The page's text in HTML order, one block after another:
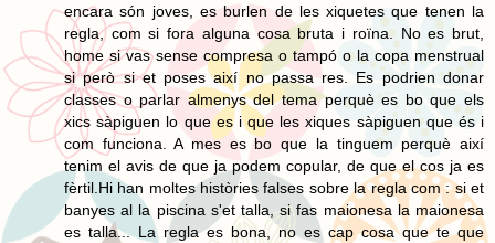
encara són joves, es burlen de les xiquetes que tenen la
regla, com si fora alguna cosa bruta i roïna. No es brut,
home si vas sense compresa o tampó o la copa menstrual
si però si et poses així no passa res. Es podrien donar
classes o parlar almenys del tema perquè es bo que els
xics sàpiguen lo que es i que les xiques sàpiguen que és i
com funciona. A mes es bo que la tinguem perquè així
tenim el avis de que ja podem copular, de que el cos ja es
fèrtil.Hi han moltes històries falses sobre la regla com : si et
banyes al la piscina s'et talla, si fas maionesa la maionesa
es talla... La regla es bona, no es cap cosa que te que